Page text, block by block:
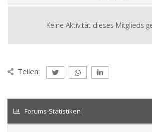
Keine Aktivität dieses Mitglieds
Teilen:
Forums-Statistiken